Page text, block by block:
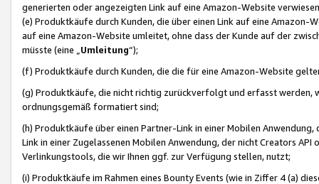
generierten oder angezeigten Link auf eine Amazon-Website
(e) Produktkäufe durch Kunden, die über einen Link auf eine
auf eine Amazon-Website umleitet, ohne dass der Kunde auf der
müsste (eine „ Umleitung“);
(f) Produktkäufe durch Kunden, die die für eine Amazon-Website
(g) Produktkäufe, die nicht richtig zurückverfolgt und erfasst werden,
ordnungsgemäß formatiert sind;
(h) Produktkäufe über einen Partner-Link in einer Mobilen
Link in einer Zugelassenen Mobilen Anwendung, der nicht Creators
Verlinkungstools, die wir Ihnen ggf. zur Verfügung stellen, nutzt;
(i) Produktkäufe im Rahmen eines Bounty Events (wie in Ziffer 4 (a)